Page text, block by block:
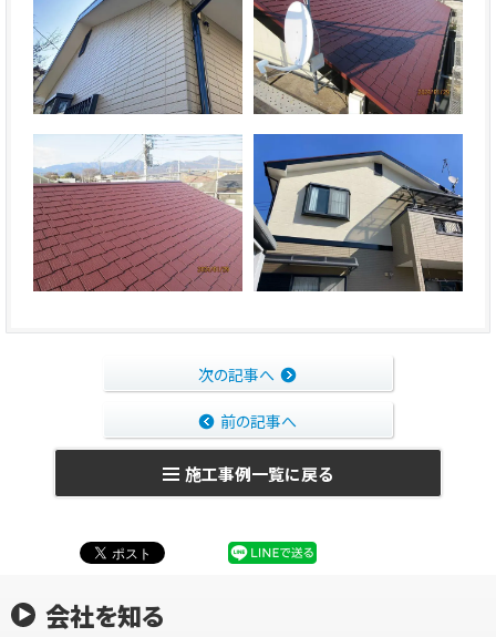
次の記事へ
前の記事へ
施工事例一覧に戻る
会社を知る